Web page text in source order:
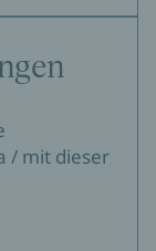
/ mit dieser